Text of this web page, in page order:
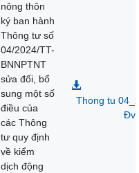
nông thôn
ký ban hành
Thông tư số
04/2024/TT-
BNNPTNT
sửa đổi, bổ
sung một số
điều của
các Thông
tư quy định
về kiểm
dịch động
Thong tu